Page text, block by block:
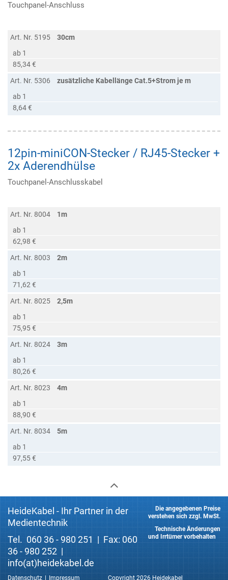
Touchpanel-Anschluss
Art. Nr. 5195
30cm
ab 1
85,34 €
Art. Nr. 5306
zusätzliche Kabellänge Cat.5+Strom je m
ab 1
8,64 €
12pin-miniCON-Stecker / RJ45-Stecker +
2x Aderendhülse
Touchpanel-Anschlusskabel
Art. Nr. 8004
1m
ab 1
62,98 €
Art. Nr. 8003
2m
ab 1
71,62 €
Art. Nr. 8025
2,5m
ab 1
75,95 €
Art. Nr. 8024
3m
ab 1
80,26 €
Art. Nr. 8023
4m
ab 1
88,90 €
Art. Nr. 8034
5m
ab 1
97,55 €
HeideKabel - Ihr Partner in der
Medientechnik
Tel. 060 36 - 980 251 | Fax: 060
36 - 980 252 |
info(at)heidekabel.de
Die angegebenen Preise
verstehen sich zzgl. MwSt.
Technische Änderungen
und Irrtümer vorbehalten
Datenschutz Impressum Copyright 2026 Heidekabel